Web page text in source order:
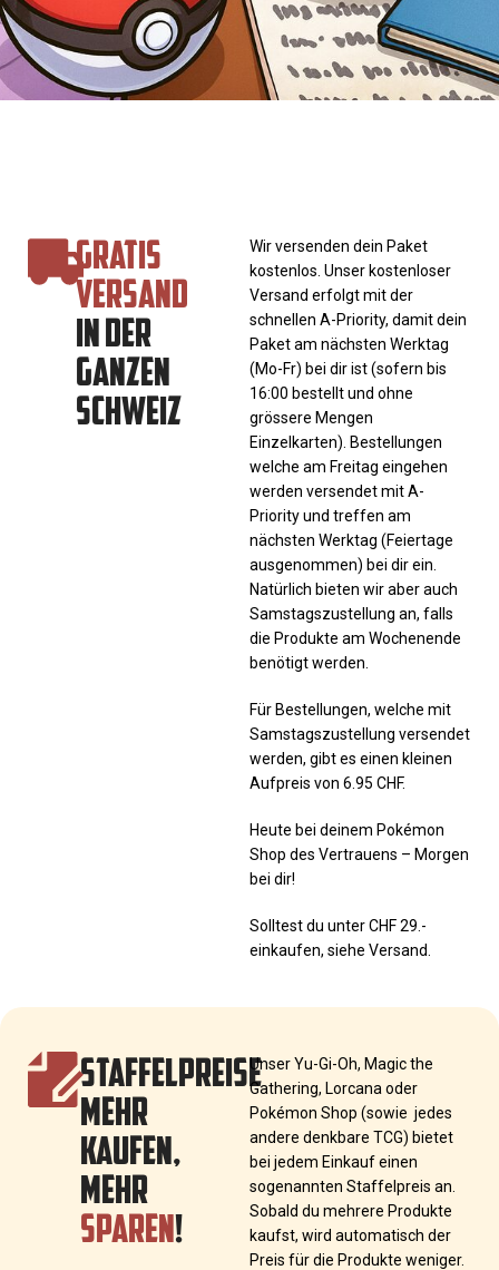
GRATIS
VERSAND
IN DER
GANZEN
SCHWEIZ
Wir versenden dein Paket
kostenlos. Unser kostenloser
Versand erfolgt mit der
schnellen A-Priority, damit dein
Paket am nächsten Werktag
(Mo-Fr) bei dir ist (sofern bis
16:00 bestellt und ohne
grössere Mengen
Einzelkarten). Bestellungen
welche am Freitag eingehen
werden versendet mit A-
Priority und treffen am
nächsten Werktag (Feiertage
ausgenommen) bei dir ein.
Natürlich bieten wir aber auch
Samstagszustellung an, falls
die Produkte am Wochenende
benötigt werden.
Für Bestellungen, welche mit
Samstagszustellung versendet
werden, gibt es einen kleinen
Aufpreis von 6.95 CHF.
Heute bei deinem Pokémon
Shop des Vertrauens – Morgen
bei dir!
Solltest du unter CHF 29.-
einkaufen, siehe Versand.
STAFFELPREISE
MEHR
KAUFEN,
MEHR
SPAREN!
Unser Yu-Gi-Oh, Magic the
Gathering, Lorcana oder
Pokémon Shop (sowie jedes
andere denkbare TCG) bietet
bei jedem Einkauf einen
sogenannten Staffelpreis an.
Sobald du mehrere Produkte
kaufst, wird automatisch der
Preis für die Produkte weniger.